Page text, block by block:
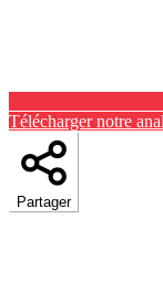
Télécharger notre
Partager